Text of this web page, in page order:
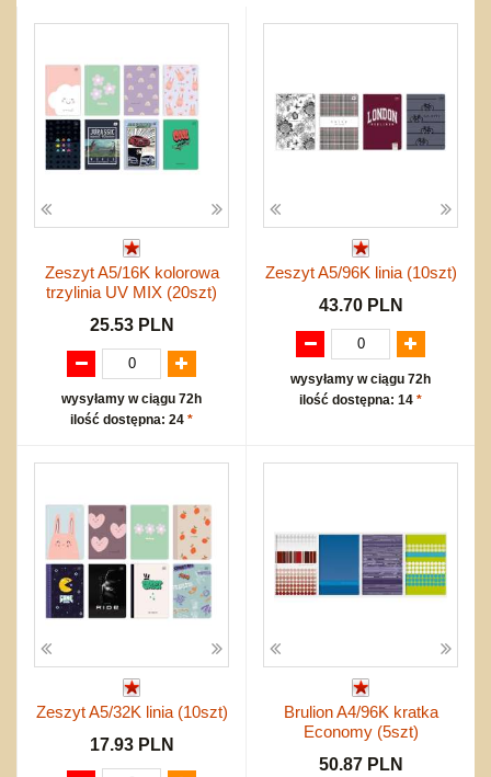
Dźwiekowe
Bajkowe
Inne
Maty do zabawy
Do rozkręcania
Bąki
Pojazdy
Innedo koszykówki
Nowości
Wyprzedaż
Promocje
Zakupy hurtowe
Koszty przesyłki
Regulamin
Kontakt
Mapa produktów
Zeszyt A5/16K kolorowa
trzylinia UV MIX (20szt)
25.53 PLN
wysyłamy w ciągu 72h
ilość dostępna: 24 *
Zeszyt A5/96K linia (10szt)
43.70 PLN
wysyłamy w ciągu 72h
ilość dostępna: 14 *
Zeszyt A5/32K linia (10szt)
17.93 PLN
Brulion A4/96K kratka
Economy (5szt)
50.87 PLN